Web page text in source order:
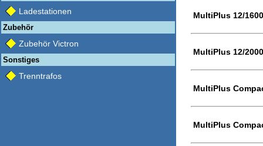
Ladestationen
Zubehör
Zubehör Victron
Sonstiges
Trenntrafos
MultiPlus 12/
MultiPlus 12/
MultiPlus
MultiPlus